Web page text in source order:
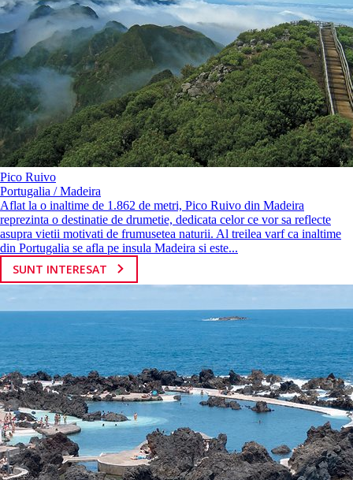
Pico Ruivo
Portugalia / Madeira
Aflat la o inaltime de 1.862 de metri, Pico Ruivo din Madeira
reprezinta o destinatie de drumetie, dedicata celor ce vor sa reflecte
asupra vietii motivati de frumusetea naturii. Al treilea varf ca inaltime
din Portugalia se afla pe insula Madeira si este...
SUNT INTERESAT